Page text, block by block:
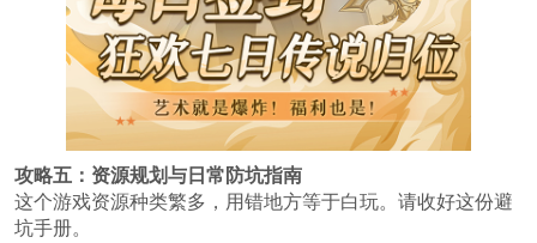
攻略五：资源规划与日常防坑指南
这个游戏资源种类繁多，用错地方等于白玩。请收好这份避
坑手册。